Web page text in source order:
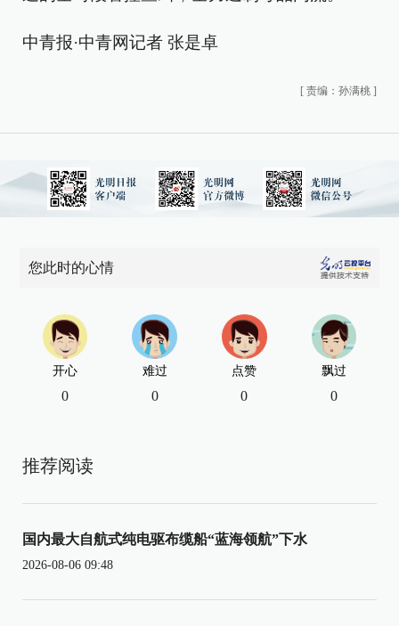
中青报·中青网记者 张是卓
[ 责编：孙满桃 ]
您此时的心情
开心
0
难过
0
点赞
0
飘过
0
推荐阅读
国内最大自航式纯电驱布缆船“蓝海领航”下水
2026-08-06 09:48